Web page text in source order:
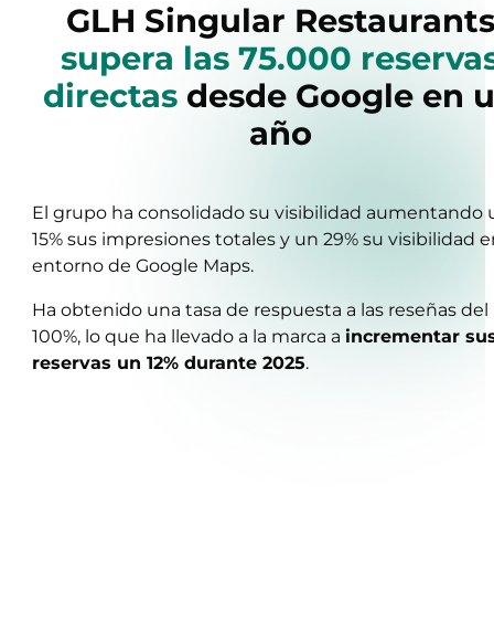
GLH Singular Restaurants
supera las 75.000
directas desde Google en
año
El grupo ha consolidado su visibilidad aumentando
15% sus impresiones totales y un 29% su visibilidad
entorno de Google Maps.
Ha obtenido una tasa de respuesta a las reseñas del
100%, lo que ha llevado a la marca a incrementar
reservas un 12% durante 2025.